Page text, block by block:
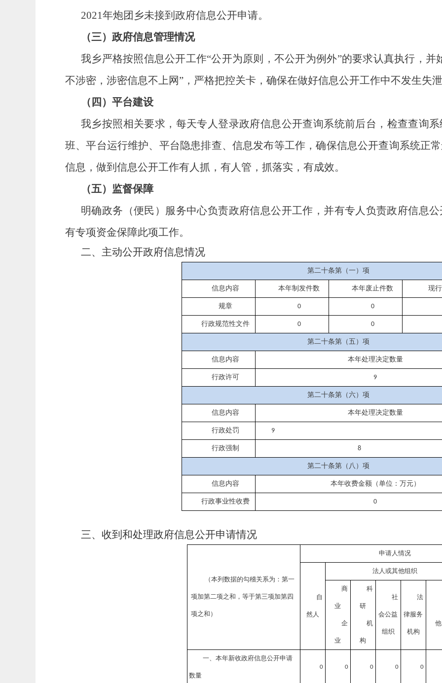
2021年炮团乡未接到政府信息公开申请。
（三）政府信息管理情况
我乡严格按照信息公开工作“公开为原则，不公开为例外”的要求认真执行，
不涉密，涉密信息不上网”， 严格把控关卡， 确保在做好信息公开工作中不发生失
（四）平台建设
我乡按照相关要求，每天专人登录政府信息公开查询系统前后台，检查查询
班、平台运行维护、 平台隐患排查、 信息发布等工作，确保信息公开查询系统正
信息，做到信息公开工作有人抓，有人管， 抓落实 ，有成效。
（五）监督保障
明确政务（便民）服务中心负责政府信息公开工作，并有专人负责政府信息
有专项资金保障此项工作。
二、主动公开政府信息情况
第二十条第（一）项
信息内容 本年制 发件数 本年废止件数 现
规章 0 0
行政规范性文件 0 0
第二十条第（五）项
信息内容 本年处理决定数量
行政许可 9
第二十条第（六）项
信息内容 本年处理决定数量
行政处罚 9
行政强制 8
第二十条第（八）项
信息内容 本年收费金额（单位：万元）
行政事业性收费 0
三、收到和处理政府信息公开申请情况
（本列数据的勾稽关系为：第一
项加第二项之和，等于第三项加第四
项之和）
申请人情况
自
然人
法人或其他组织
商
业
企
业
科
研
机
构
社
会公益
组织
法
律服务
机构
他
一、本年新收政府信息公开申请
数量
0 0 0 0 0